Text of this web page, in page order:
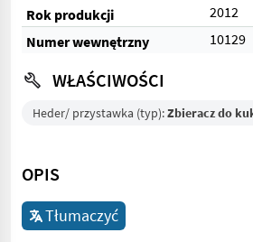
Rok produkcji
2012
Numer wewnętrzny
10129
WŁAŚCIWOŚCI
Heder/ przystawka (typ):Zbieracz do
OPIS
Tłumaczyć